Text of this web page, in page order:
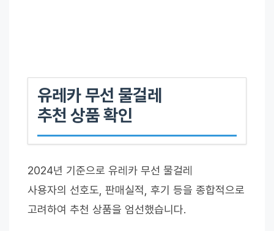
유레카 무선 물걸레
추천 상품 확인
2024년 기준으로 유레카 무선 물걸레
사용자의 선호도, 판매실적, 후기 등을 종합적으로
고려하여 추천 상품을 엄선했습니다.